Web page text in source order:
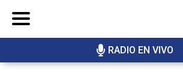
RADIO EN VIVO